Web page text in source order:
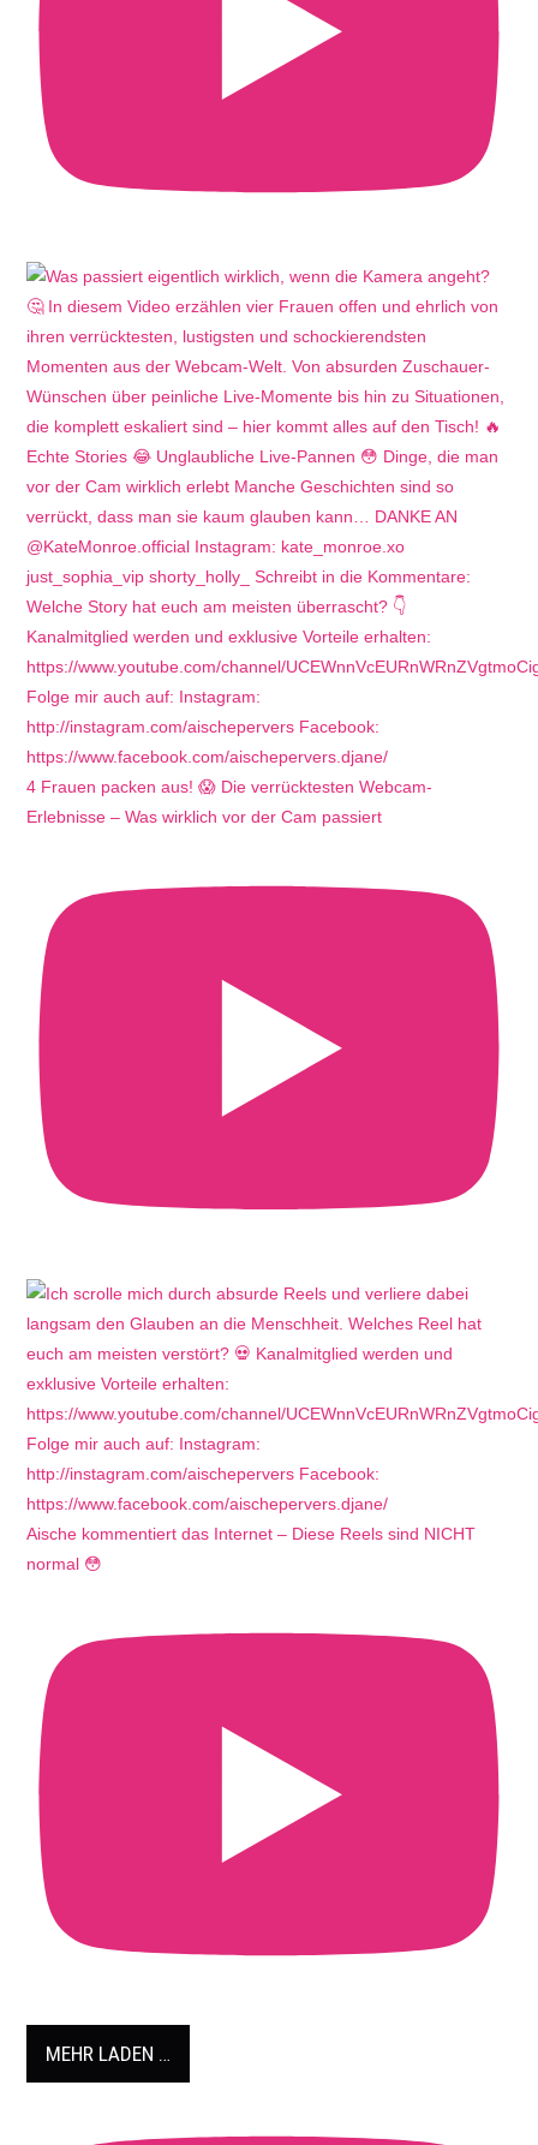
4 Frauen packen aus! 😱 Die verrücktesten Webcam-
Erlebnisse – Was wirklich vor der Cam passiert
Aische kommentiert das Internet – Diese Reels sind NICHT
normal 😳
MEHR LADEN …